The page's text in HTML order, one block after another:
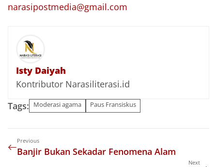
narasipostmedia@gmail.com
Isty Daiyah
Kontributor Narasiliterasi.id
Tags:
Moderasi agama Paus Fransiskus
Previous
Banjir Bukan Sekadar Fenomena Alam
Next